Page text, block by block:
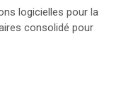
logicielles pour la
consolidé pour